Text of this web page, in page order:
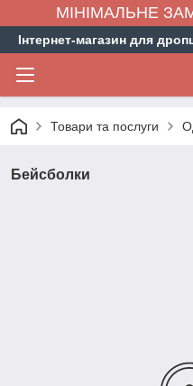
МІНІМАЛЬНЕ
Інтернет-магазин для
Товари та послуги
Бейсболки